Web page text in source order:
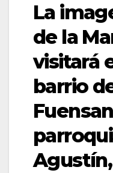
La
de la
visitará
barrio